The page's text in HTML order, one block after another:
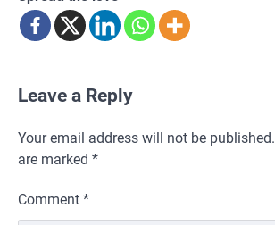
Leave a Reply
Your email address will not be published.
are marked *
Comment *